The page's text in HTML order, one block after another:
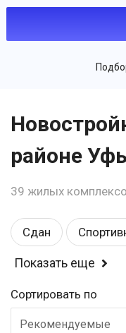
районе
39 жилых
Сдан
Балкон или лоджия
Детские
Показать еще
Сортировать по
Рекомендуемые